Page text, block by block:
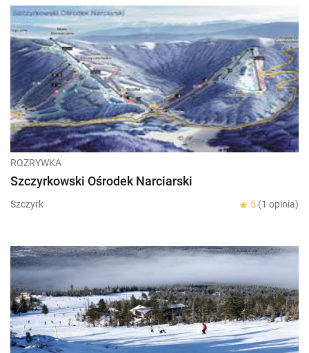
ROZRYWKA
Szczyrkowski Ośrodek Narciarski
Szczyrk 5 (1 opinia)